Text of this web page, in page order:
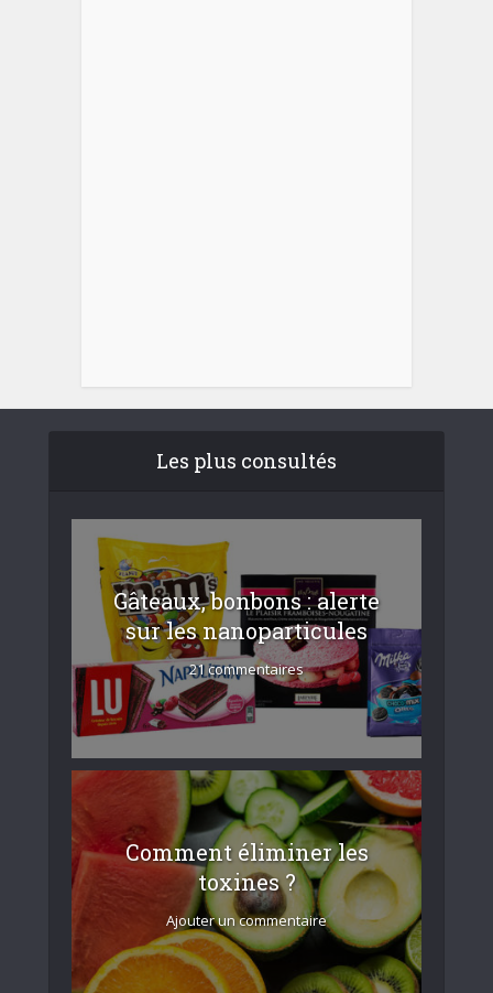
Les plus consultés
Gâteaux, bonbons : alerte
sur les nanoparticules
21 commentaires
Comment éliminer les
toxines ?
Ajouter un commentaire